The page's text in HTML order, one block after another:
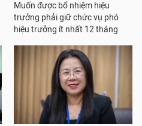
Muốn được bổ nhiệm hiệu
trưởng phải giữ chức vụ phó
hiệu trưởng ít nhất 12 tháng